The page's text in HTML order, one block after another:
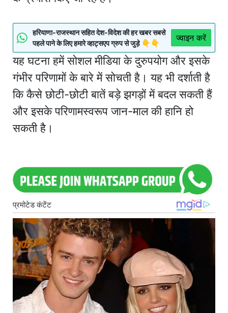
हरियाणा-राजस्थान सहित देश-विदेश की हर खबर सबसे
पहले पाने के लिए हमारे व्हाट्सएप ग्रुप से जुड़े 👇👇
ज्वाइन करें
यह घटना हमें सोशल मीडिया के दुरुपयोग और इसके
गंभीर परिणामों के बारे में सोचती है। यह भी दर्शाती है
कि कैसे छोटी-छोटी बातें बड़े झगड़ों में बदल सकती हैं
और इसके परिणामस्वरूप जान-माल की हानि हो
सकती है।